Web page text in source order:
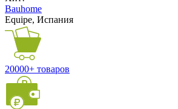
Bauhome
Equipe, Испания
20000+ товаров